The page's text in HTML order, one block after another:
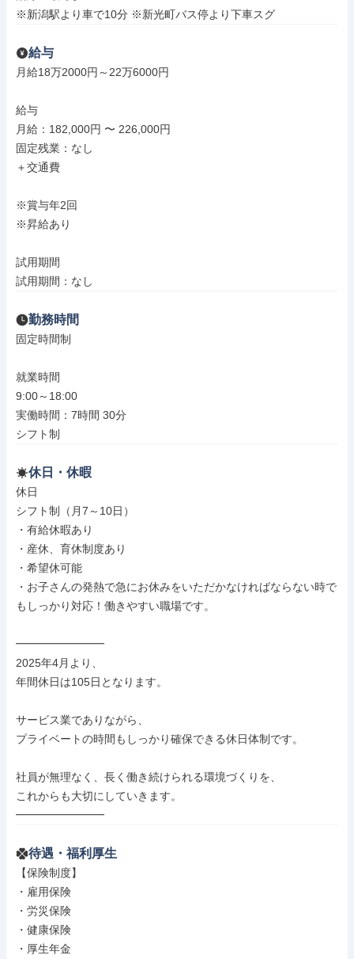
※新潟駅より車で10分 ※新光町バス停より下車スグ
給与
月給18万2000円～22万6000円
給与
月給：182,000円 〜 226,000円
固定残業：なし
＋交通費
※賞与年2回
※昇給あり
試用期間
試用期間：なし
勤務時間
固定時間制
就業時間
9:00～18:00
実働時間：7時間 30分
シフト制
休日・休暇
休日
シフト制（月7～10日）
・有給休暇あり
・産休、育休制度あり
・希望休可能
・お子さんの発熱で急にお休みをいただかなければならない時で
もしっかり対応！働きやすい職場です。
━━━━━━━━
2025年4月より、
年間休日は105日となります。
サービス業でありながら、
プライベートの時間もしっかり確保できる休日体制です。
社員が無理なく、長く働き続けられる環境づくりを、
これからも大切にしていきます。
━━━━━━━━
待遇・福利厚生
【保険制度】
・雇用保険
・労災保険
・健康保険
・厚生年金